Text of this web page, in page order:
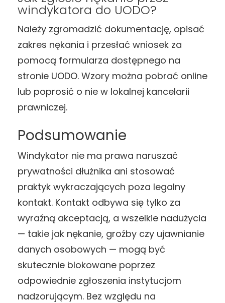
windykatora do UODO?
Należy zgromadzić dokumentację, opisać
zakres nękania i przesłać wniosek za
pomocą formularza dostępnego na
stronie UODO. Wzory można pobrać online
lub poprosić o nie w lokalnej kancelarii
prawniczej.
Podsumowanie
Windykator nie ma prawa naruszać
prywatności dłużnika ani stosować
praktyk wykraczających poza legalny
kontakt. Kontakt odbywa się tylko za
wyraźną akceptacją, a wszelkie nadużycia
— takie jak nękanie, groźby czy ujawnianie
danych osobowych — mogą być
skutecznie blokowane poprzez
odpowiednie zgłoszenia instytucjom
nadzorującym. Bez względu na